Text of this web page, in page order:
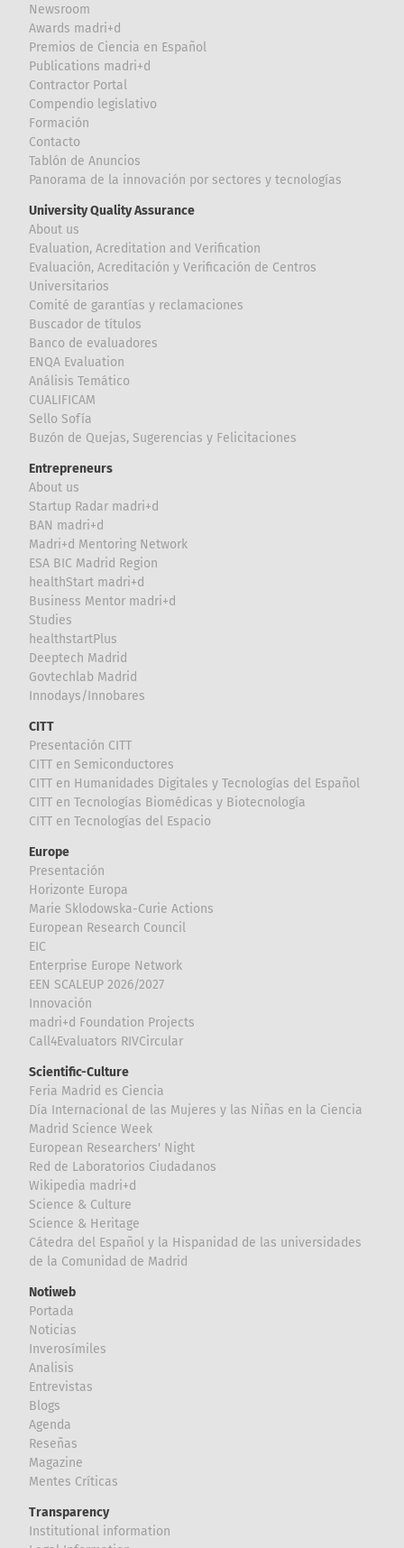
Newsroom
Awards madri+d
Premios de Ciencia en Español
Publications madri+d
Contractor Portal
Compendio legislativo
Formación
Contacto
Tablón de Anuncios
Panorama de la innovación por sectores y tecnologías
University Quality Assurance
About us
Evaluation, Acreditation and Verification
Evaluación, Acreditación y Verificación de Centros
Universitarios
Comité de garantías y reclamaciones
Buscador de títulos
Banco de evaluadores
ENQA Evaluation
Análisis Temático
CUALIFICAM
Sello Sofía
Buzón de Quejas, Sugerencias y Felicitaciones
Entrepreneurs
About us
Startup Radar madri+d
BAN madri+d
Madri+d Mentoring Network
ESA BIC Madrid Region
healthStart madri+d
Business Mentor madri+d
Studies
healthstartPlus
Deeptech Madrid
Govtechlab Madrid
Innodays/Innobares
CITT
Presentación CITT
CITT en Semiconductores
CITT en Humanidades Digitales y Tecnologías del Español
CITT en Tecnologías Biomédicas y Biotecnología
CITT en Tecnologías del Espacio
Europe
Presentación
Horizonte Europa
Marie Sklodowska-Curie Actions
European Research Council
EIC
Enterprise Europe Network
EEN SCALEUP 2026/2027
Innovación
madri+d Foundation Projects
Call4Evaluators RIVCircular
Scientific-Culture
Feria Madrid es Ciencia
Día Internacional de las Mujeres y las Niñas en la Ciencia
Madrid Science Week
European Researchers' Night
Red de Laboratorios Ciudadanos
Wikipedia madri+d
Science & Culture
Science & Heritage
Cátedra del Español y la Hispanidad de las universidades
de la Comunidad de Madrid
Notiweb
Portada
Noticias
Inverosímiles
Analisis
Entrevistas
Blogs
Agenda
Reseñas
Magazine
Mentes Críticas
Transparency
Institutional information